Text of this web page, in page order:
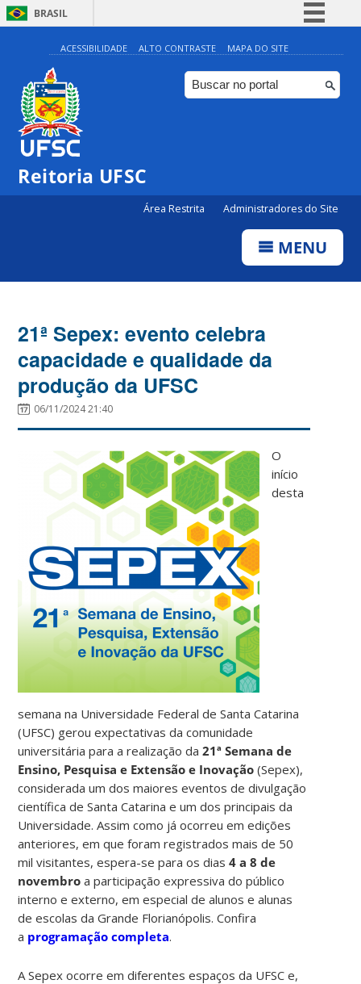
BRASIL
Simplifique!
Comunica BR
Participe
ACESSIBILIDADE ALTO CONTRASTE MAPA DO SITE
Reitoria UFSC
Área Restrita Administradores do Site
MENU
21ª Sepex: evento celebra
capacidade e qualidade da
produção da UFSC
06/11/2024 21:40
O
início
desta
semana na Universidade Federal de Santa Catarina
(UFSC) gerou expectativas da comunidade
universitária para a realização da21ª Semana de
Ensino, Pesquisa e Extensão e Inovação (Sepex),
considerada um dos maiores eventos de divulgação
científica de Santa Catarina e um dos principais da
Universidade. Assim como já ocorreu em edições
anteriores, em que foram registrados mais de 50
mil visitantes, espera-se para os dias4 a 8 de
novembro a participação expressiva do público
interno e externo, em especial de alunos e alunas
de escolas da Grande Florianópolis. Confira
a programação completa.
A Sepex ocorre em diferentes espaços da UFSC e,